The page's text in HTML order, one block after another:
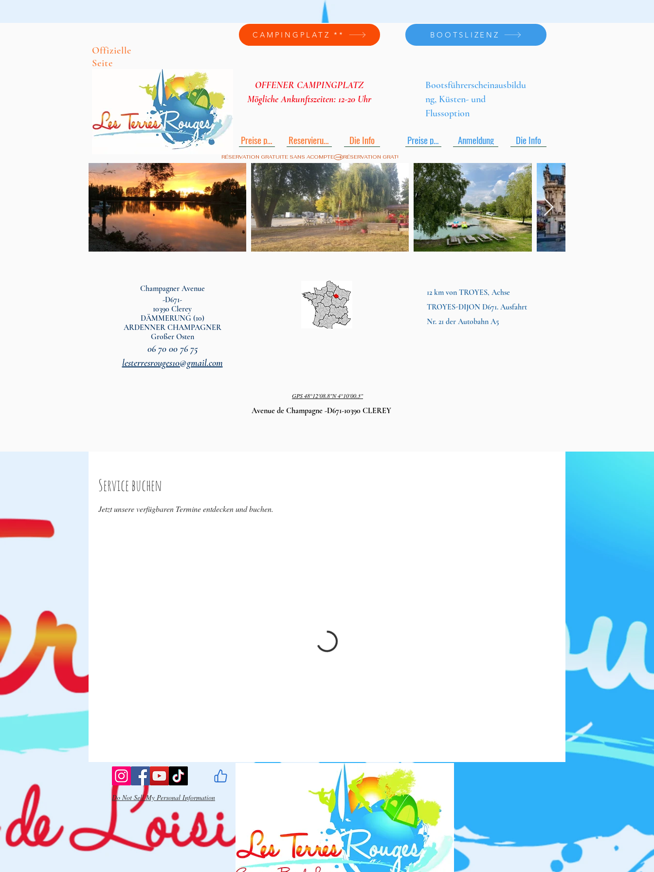
Offizielle
Seite
CAMPINGPLATZ **
OFFENER CAMPINGPLATZ
Mögliche Ankunftszeiten: 12-20 Uhr
Preise pdf Reservierung Die Info
BOOTSLIZENZ
Bootsführerscheinausbildu
ng, Küsten- und
Flussoption
Preise pdf Anmeldung Die Info
RÉSERVATION GRATUITE SANS ACOMPTE
Champagner Avenue
-D671-
10390 Clerey
DÄMMERUNG (10)
ARDENNER CHAMPAGNER
Großer Osten
06 70 00 76 75
lesterresrouges10@gmail.com
12 km von TROYES, Achse
TROYES-DIJON D671. Ausfahrt
Nr. 21 der Autobahn A5
GPS48°12'08.8"N 4°10'00.3"
Avenue de Champagne -D671-10390 CLEREY
Service buchen
Jetzt unsere verfügbaren Termine entdecken und buchen.
Do Not Sell My Personal Information